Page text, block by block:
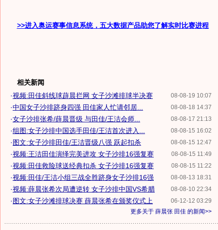
>>进入奥运赛事信息系统，五大数据产品助您了解实时比赛进程
相关新闻
08-08-19 10:07
·视频:田佳斜线球薜晨拦网 女子沙滩排球半决赛
08-08-18 14:37
·中国女子沙排跻身四强 田佳家人忙请邻居...
08-08-17 21:13
·女子沙排张希/薛晨晋级 与田佳/王洁会师...
08-08-15 16:02
·组图:女子沙排中国选手田佳/王洁首次进入...
08-08-15 12:47
·图文:女子沙排田佳/王洁晋级八强 跃起扣杀
08-08-15 11:49
·视频:王洁田佳演绎完美进攻 女子沙排16强复赛
08-08-15 11:22
·视频:田佳救险球送经典扣杀 女子沙排16强复赛
08-08-13 18:31
·视频:田佳/王洁小组三战全胜跻身女子沙排16强
08-08-10 22:34
·视频:薛晨张希次局遭逆转 女子沙排中国VS希腊
06-12-12 03:29
·图文:女子沙滩排球决赛 薛晨张希在颁奖仪式上
更多关于 薛晨张 田佳 的新闻>>